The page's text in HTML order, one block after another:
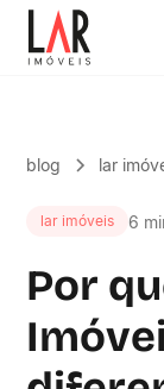
blog lar
lar imóveis 6
Por